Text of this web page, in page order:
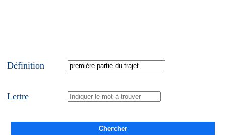
Définition
Lettre
Chercher